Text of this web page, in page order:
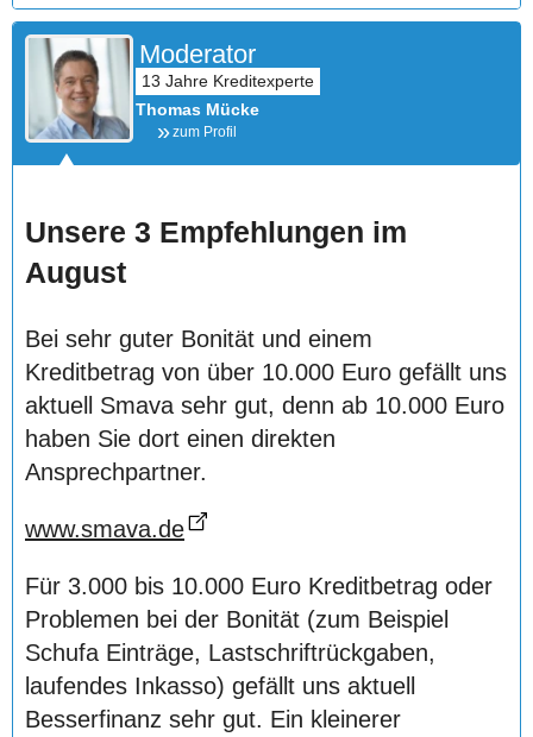
Moderator
Thomas Mücke
zum Profil
Unsere 3 Empfehlungen im
August
Bei sehr guter Bonität und einem
Kreditbetrag von über 10.000 Euro gefällt uns
aktuell Smava sehr gut, denn ab 10.000 Euro
haben Sie dort einen direkten
Ansprechpartner.
www.smava.de
Für 3.000 bis 10.000 Euro Kreditbetrag oder
Problemen bei der Bonität (zum Beispiel
Schufa Einträge, Lastschriftrückgaben,
laufendes Inkasso) gefällt uns aktuell
Besserfinanz sehr gut. Ein kleinerer